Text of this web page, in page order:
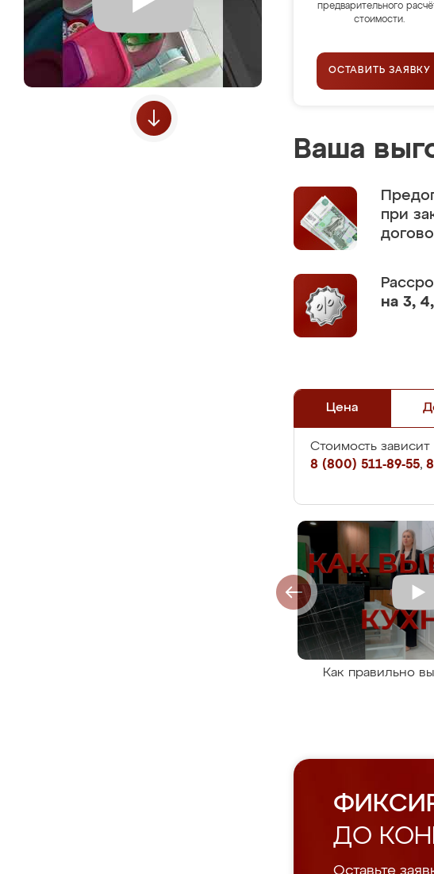
предварительного
стоимости.
ОСТАВИТЬ ЗАЯВКУ
Ваша
при
на 3,
Цена
Стоимость зависит
8 (800) 511-89-55,
Как правильно
ДО
Оставьте